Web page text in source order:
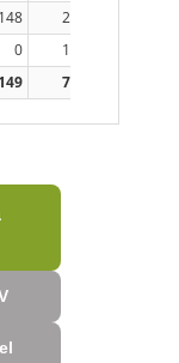
2.398
0 1.616
7.086